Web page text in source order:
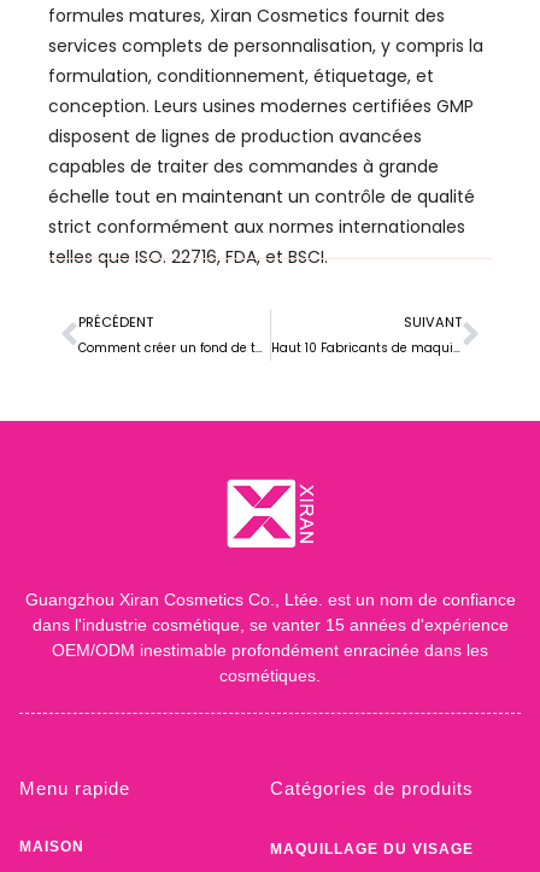
formules matures, Xiran Cosmetics fournit des
services complets de personnalisation, y compris la
formulation, conditionnement, étiquetage, et
conception. Leurs usines modernes certifiées GMP
disposent de lignes de production avancées
capables de traiter des commandes à grande
échelle tout en maintenant un contrôle de qualité
strict conformément aux normes internationales
telles que ISO. 22716, FDA, et BSCI.
PRÉCÉDENT
Comment créer un fond de teint aérographe de marque privée?
SUIVANT
Haut 10 Fabricants de maquillage de marque privée au Canada
Guangzhou Xiran Cosmetics Co., Ltée. est un nom de confiance
dans l'industrie cosmétique, se vanter 15 années d'expérience
OEM/ODM inestimable profondément enracinée dans les
cosmétiques.
Menu rapide
MAISON
Catégories de produits
MAQUILLAGE DU VISAGE